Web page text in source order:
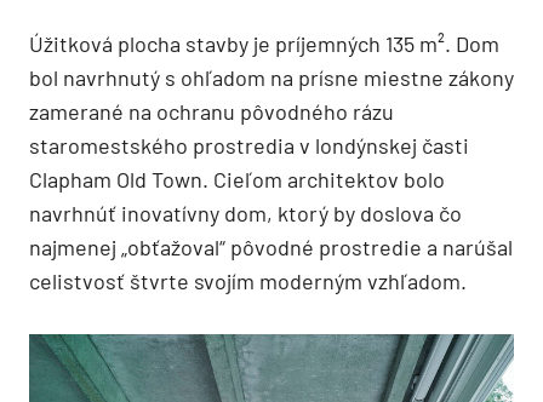
Úžitková plocha stavby je príjemných 135 m². Dom
bol navrhnutý s ohľadom na prísne miestne zákony
zamerané na ochranu pôvodného rázu
staromestského prostredia v londýnskej časti
Clapham Old Town. Cieľom architektov bolo
navrhnúť inovatívny dom, ktorý by doslova čo
najmenej „obťažoval“ pôvodné prostredie a narúšal
celistvosť štvrte svojím moderným vzhľadom.